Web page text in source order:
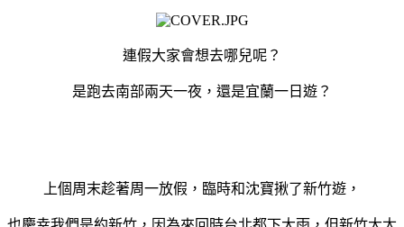
連假大家會想去哪兒呢？
是跑去南部兩天一夜，還是宜蘭一日遊？
上個周末趁著周一放假，臨時和沈寶揪了新竹遊，